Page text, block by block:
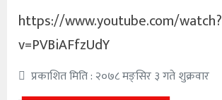
https://www.youtube.com/watch?
v=PVBiAFfzUdY
प्रकाशित मिति : २०७८ मङ्सिर ३ गते शुक्रवार